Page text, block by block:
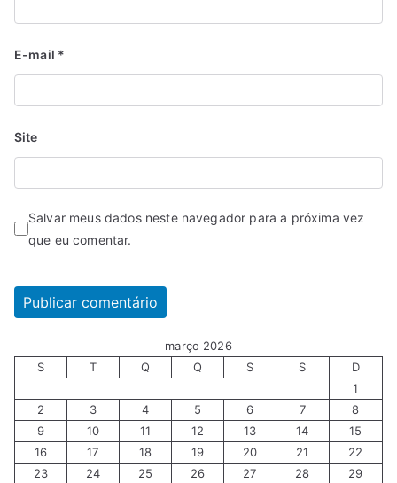
E-mail *
Site
Salvar meus dados neste navegador para a próxima vez
que eu comentar.
março 2026
S
T Q Q S S
D
1
2
3 4 5 6 7
8
9
10 11 12 13 14
15
16
17 18 19 20 21
22
23
24 25 26 27 28
29